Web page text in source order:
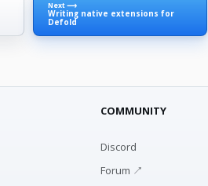
Next ⟶
Writing native extensions for
Defold
COMMUNITY
Discord
Forum ↗